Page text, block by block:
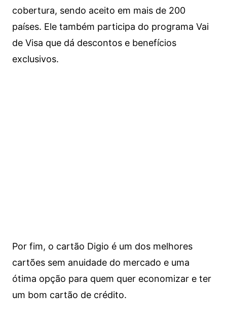
cobertura, sendo aceito em mais de 200
países. Ele também participa do programa Vai
de Visa que dá descontos e benefícios
exclusivos.
Por fim, o cartão Digio é um dos melhores
cartões sem anuidade do mercado e uma
ótima opção para quem quer economizar e ter
um bom cartão de crédito.